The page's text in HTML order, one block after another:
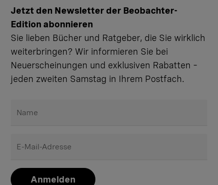
Jetzt den Newsletter der Beobachter-
Edition abonnieren
Sie lieben Bücher und Ratgeber, die Sie wirklich
weiterbringen? Wir informieren Sie bei
Neuerscheinungen und exklusiven Rabatten –
jeden zweiten Samstag in Ihrem Postfach.
Name
E-Mail-Adresse
Anmelden